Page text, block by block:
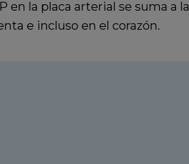
la placa arterial se suma a la
e incluso en el corazón.